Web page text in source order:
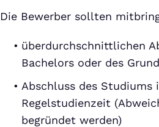
Die Bewerber sollten
überdurchschnittlichen
Bachelors oder des
Abschluss des Studiums
Regelstudienzeit
begründet werden)